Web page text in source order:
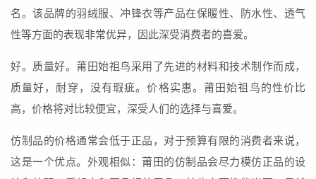
名。该品牌的羽绒服、冲锋衣等产品在保暖性、防水性、透气
性等方面的表现非常优异，因此深受消费者的喜爱。
好。质量好。莆田始祖鸟采用了先进的材料和技术制作而成，
质量好，耐穿，没有瑕疵。价格实惠。莆田始祖鸟的性价比
高，价格将对比较便宜，深受人们的选择与喜爱。
仿制品的价格通常会低于正品，对于预算有限的消费者来说，
这是一个优点。外观相似：莆田的仿制品会尽力模仿正品的设